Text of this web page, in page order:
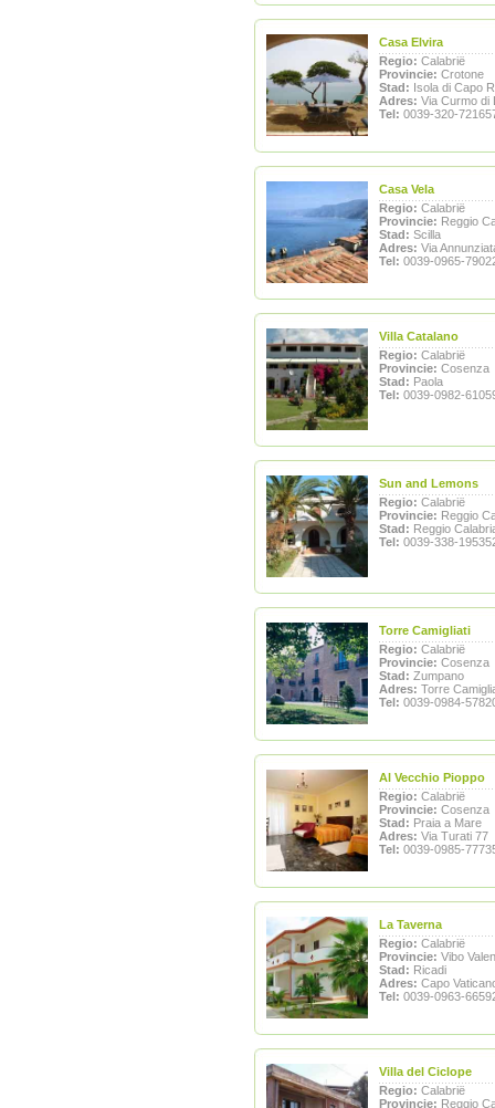
Casa Elvira
Regio: Calabrië
Provincie: Crotone
Stad: Isola di Capo
Adres: Via Curmo di
Tel: 0039-320-
Casa Vela
Regio: Calabrië
Provincie: Reggio
Stad: Scilla
Adres: Via
Tel: 0039-0965-
Villa Catalano
Regio: Calabrië
Provincie: Cosenza
Stad: Paola
Tel: 0039-0982-
Sun and Lemons
Regio: Calabrië
Provincie: Reggio
Stad: Reggio
Tel: 0039-338-
Torre Camigliati
Regio: Calabrië
Provincie: Cosenza
Stad: Zumpano
Adres: Torre
Tel: 0039-0984-
Al Vecchio Pioppo
Regio: Calabrië
Provincie: Cosenza
Stad: Praia a Mare
Adres: Via Turati 77
Tel: 0039-0985-
La Taverna
Regio: Calabrië
Provincie: Vibo
Stad: Ricadi
Adres: Capo
Tel: 0039-0963-
Villa del Ciclope
Regio: Calabrië
Provincie: Reggio